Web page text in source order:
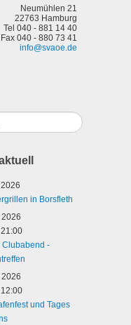
Neumühlen 21
22763 Hamburg
Tel 040 - 881 14 40
Fax 040 - 880 73 41
info@svaoe.de
in Borsfleth
21:00
Clubabend -
12:00
und Tages